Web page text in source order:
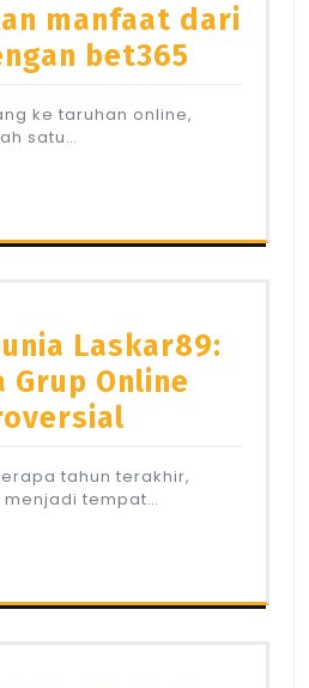
manfaat dari
bet365
ke taruhan online,
satu…
Laskar89:
Grup Online
tahun terakhir,
tempat…